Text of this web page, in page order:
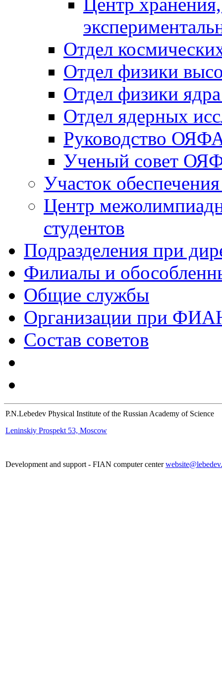
Отдел
Отдел физики
Отдел физики
Отдел ядерных
Руководство
Ученый совет
Участок
Центр
студентов
Подразделения при
Филиалы и
Общие службы
Организации при
Состав советов
P.N.Lebedev Physical Institute of the Russian Academy of Science
Leninskiy Prospekt 53, Moscow
Development and support - FIAN computer center